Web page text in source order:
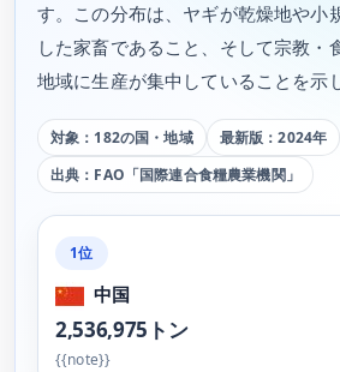
す。この分布は、ヤギが乾燥地や小
した家畜であること、そして宗教・
地域に生産が集中していることを示
対象：182の国・地域 最新版：2024年
出典：FAO「国際連合食糧農業機関」
1位
中国
2,536,975トン
{{note}}